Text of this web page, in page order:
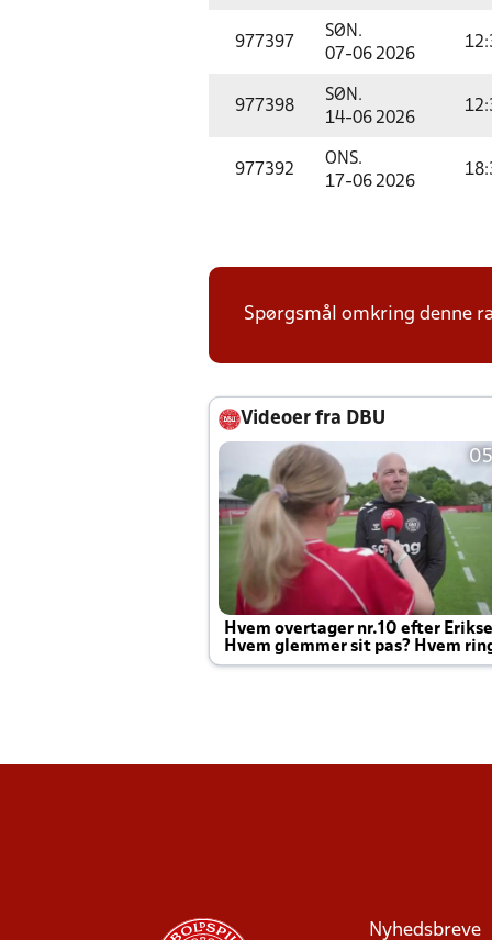
977397
SØN.
07-06 2026
977398
SØN.
14-06 2026
977392
ONS.
17-06 2026
Spørgsmål omkring denne
Videoer fra DBU
Hvem overtager nr.10 efter
Hvem glemmer sit pas? Hvem
Joachim altid til efter kampe?
Nyhedsbreve